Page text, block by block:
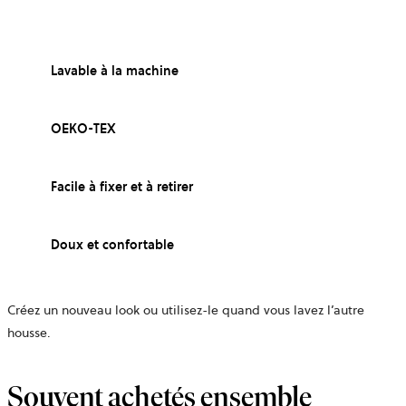
Lavable à la machine
OEKO-TEX
Facile à fixer et à retirer
Doux et confortable
Créez un nouveau look ou utilisez-le quand vous lavez l’autre
housse.
Souvent achetés ensemble